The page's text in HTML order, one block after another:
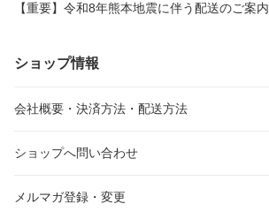
【重要】令和8年熊本地震に伴う配送のご案内
ショップ情報
会社概要・決済方法・配送方法
ショップへ問い合わせ
メルマガ登録・変更